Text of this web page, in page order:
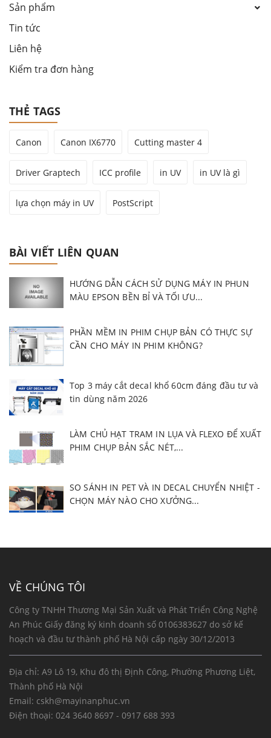
Sản phẩm
Tin tức
Liên hệ
Kiểm tra đơn hàng
THẺ TAGS
Canon Canon IX6770 Cutting master 4
Driver Graptech ICC profile in UV in UV là gì
lựa chọn máy in UV PostScript
BÀI VIẾT LIÊN QUAN
HƯỚNG DẪN CÁCH SỬ DỤNG MÁY IN PHUN
MÀU EPSON BỀN BỈ VÀ TỐI ƯU...
PHẦN MỀM IN PHIM CHỤP BẢN CÓ THỰC SỰ
CẦN CHO MÁY IN PHIM KHÔNG?
Top 3 máy cắt decal khổ 60cm đáng đầu tư và
tin dùng năm 2026
LÀM CHỦ HẠT TRAM IN LỤA VÀ FLEXO ĐỂ XUẤT
PHIM CHỤP BẢN SẮC NÉT,...
SO SÁNH IN PET VÀ IN DECAL CHUYỂN NHIỆT -
CHỌN MÁY NÀO CHO XƯỞNG...
VỀ CHÚNG TÔI
Công ty TNHH Thương Mại Sản Xuất và Phát Triển Công Nghệ
An Phúc Giấy đăng ký kinh doanh số 0106383627 do sở kế
hoạch và đầu tư thành phố Hà Nội cấp ngày 30/12/2013
Địa chỉ: A9 Lô 19, Khu đô thị Định Công, Phường Phương Liệt,
Thành phố Hà Nội
Email: cskh@mayinanphuc.vn
Điện thoại: 024 3640 8697 - 0917 688 393